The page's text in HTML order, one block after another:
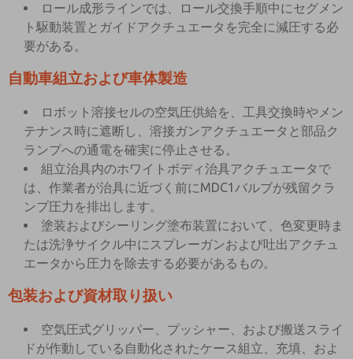
ロール成形ラインでは、ロール交換手順中にセグメン
ト駆動装置とガイドアクチュエータを完全に減圧する必
要がある。
自動車組立および車体製造
ロボット溶接セルの空気圧供給を、工具交換時やメン
テナンス時に遮断し、溶接ガンアクチュエータと部品ク
ランプへの通電を確実に停止させる。
組立治具内のホワイトボディ治具アクチュエータで
は、作業者が治具に近づく前にMDC1バルブが残留クラ
ンプ圧力を排出します。
塗装およびシーリング塗布装置において、色変更時ま
たは洗浄サイクル中にスプレーガンおよび吐出アクチュ
エータから圧力を除去する必要があるもの。
包装および資材取り扱い
空気圧式グリッパー、プッシャー、および搬送スライ
ドが作動している自動化されたケース組立、充填、およ